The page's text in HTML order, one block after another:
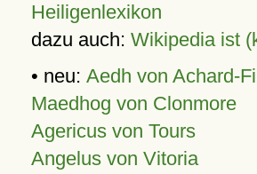
Heiligenlexikon
dazu auch: Wikipedia ist
• neu: Aedh von Achard-
Maedhog von Clonmore
Agericus von Tours
Angelus von Vitoria